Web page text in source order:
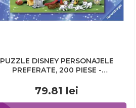
PUZZLE DISNEY PERSONAJELE
PREFERATE, 200 PIESE -
79.81 lei